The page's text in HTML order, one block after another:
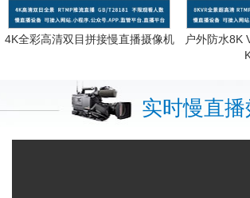
4K全彩高清双目拼接慢直播摄像机
户外防水8K
实时慢直播